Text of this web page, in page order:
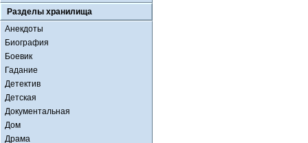
Разделы хранилища
Анекдоты
Биография
Боевик
Гадание
Детектив
Детская
Документальная
Дом
Драма